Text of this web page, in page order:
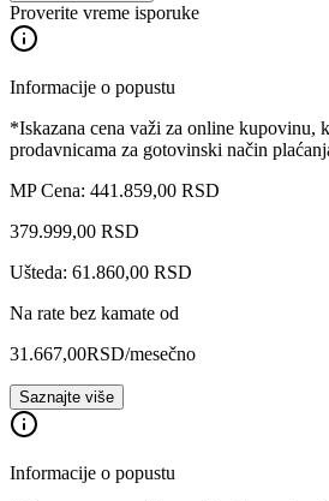
Proverite vreme isporuke
Informacije o popustu
*Iskazana cena važi za online kupovinu,
prodavnicama za gotovinski način
MP Cena: 441.859,00 RSD
379.999,00 RSD
Ušteda: 61.860,00 RSD
Na rate bez kamate od
31.667,00RSD/mesečno
Saznajte više
Informacije o popustu